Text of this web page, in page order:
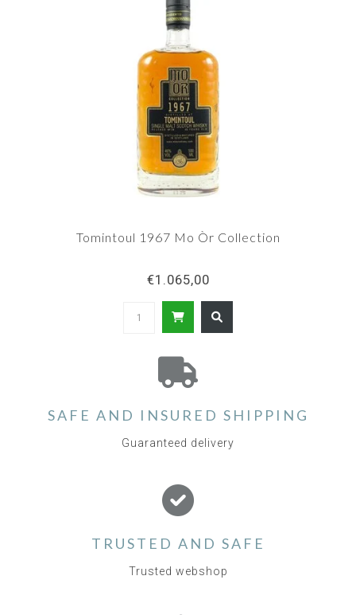
Tomintoul 1967 Mo Òr Collection
€1.065,00
SAFE AND INSURED SHIPPING
Guaranteed delivery
TRUSTED AND SAFE
Trusted webshop